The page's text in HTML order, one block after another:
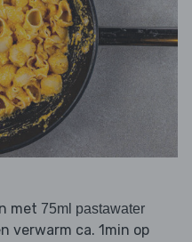
met 75ml pastawater
verwarm ca. 1min op